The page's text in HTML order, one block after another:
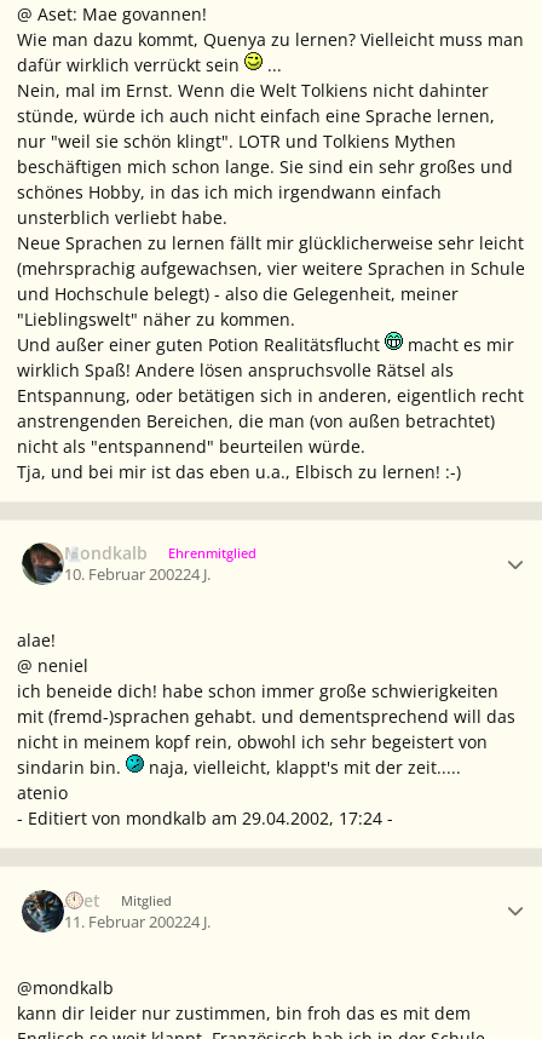
@ Aset: Mae govannen!
Wie man dazu kommt, Quenya zu lernen? Vielleicht muss man
dafür wirklich verrückt sein
...
Nein, mal im Ernst. Wenn die Welt Tolkiens nicht dahinter
stünde, würde ich auch nicht einfach eine Sprache lernen,
nur "weil sie schön klingt". LOTR und Tolkiens Mythen
beschäftigen mich schon lange. Sie sind ein sehr großes und
schönes Hobby, in das ich mich irgendwann einfach
unsterblich verliebt habe.
Neue Sprachen zu lernen fällt mir glücklicherweise sehr leicht
(mehrsprachig aufgewachsen, vier weitere Sprachen in Schule
und Hochschule belegt) - also die Gelegenheit, meiner
"Lieblingswelt" näher zu kommen.
Und außer einer guten Potion Realitätsflucht
macht es mir
wirklich Spaß! Andere lösen anspruchsvolle Rätsel als
Entspannung, oder betätigen sich in anderen, eigentlich recht
anstrengenden Bereichen, die man (von außen betrachtet)
nicht als "entspannend" beurteilen würde.
Tja, und bei mir ist das eben u.a., Elbisch zu lernen! :-)
Mondkalb Ehrenmitglied
10. Februar 200224 J.
alae!
@ neniel
ich beneide dich! habe schon immer große schwierigkeiten
mit (fremd-)sprachen gehabt. und dementsprechend will das
nicht in meinem kopf rein, obwohl ich sehr begeistert von
sindarin bin.
naja, vielleicht, klappt's mit der zeit.....
atenio
- Editiert von mondkalb am 29.04.2002, 17:24 -
Aset Mitglied
11. Februar 200224 J.
@mondkalb
kann dir leider nur zustimmen, bin froh das es mit dem